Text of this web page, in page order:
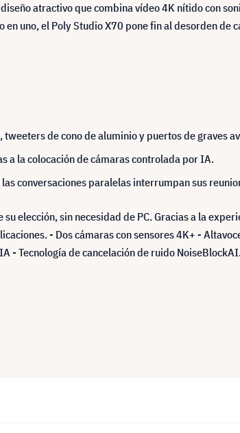
atractivo que combina vídeo 4K nítido con
uno, el Poly Studio X70 pone fin al desorden de
de cono de aluminio y puertos de graves
a la colocación de cámaras controlada por IA.
conversaciones paralelas interrumpan sus
elección, sin necesidad de PC. Gracias a la
- Dos cámaras con sensores 4K+ -
- Tecnología de cancelación de ruido